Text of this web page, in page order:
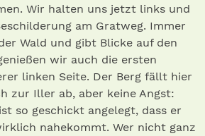
Wir halten uns jetzt links und
am Gratweg. Immer
Wald und gibt Blicke auf den
wir auch die ersten
linken Seite. Der Berg fällt hier
zur Iller ab, aber keine Angst:
so geschickt angelegt, dass er
nahekommt. Wer nicht ganz